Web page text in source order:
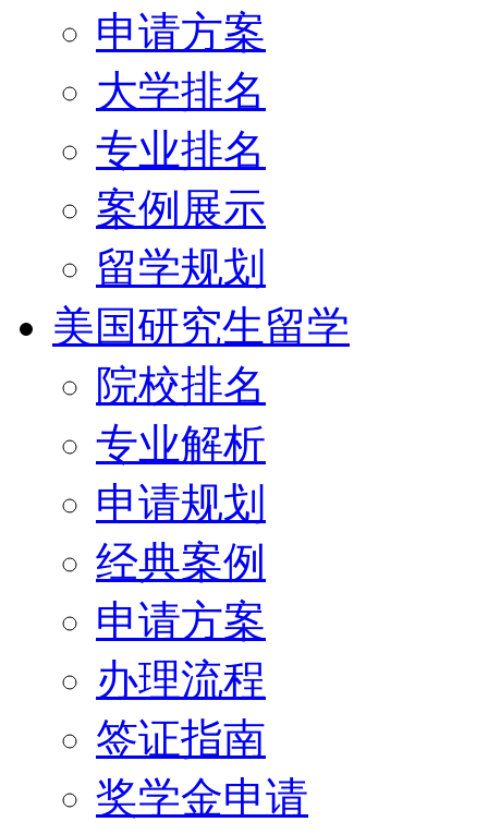
申请方案
大学排名
专业排名
案例展示
留学规划
美国研究生留学
院校排名
专业解析
申请规划
经典案例
申请方案
办理流程
签证指南
奖学金申请